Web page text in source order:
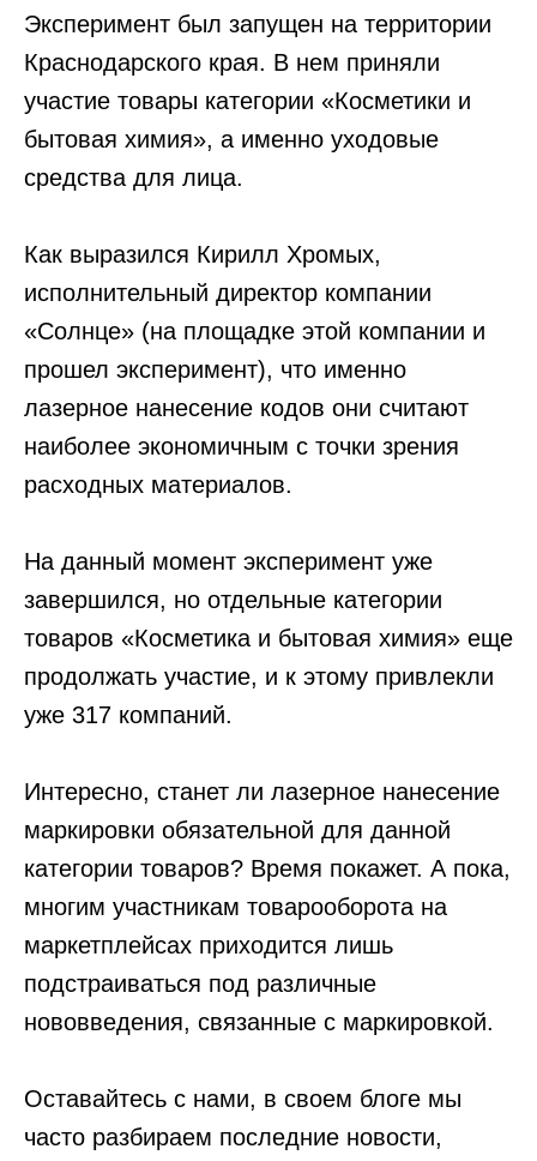
Эксперимент был запущен на территории
Краснодарского края. В нем приняли
участие товары категории «Косметики и
бытовая химия», а именно уходовые
средства для лица.
Как выразился Кирилл Хромых,
исполнительный директор компании
«Солнце» (на площадке этой компании и
прошел эксперимент), что именно
лазерное нанесение кодов они считают
наиболее экономичным с точки зрения
расходных материалов.
На данный момент эксперимент уже
завершился, но отдельные категории
товаров «Косметика и бытовая химия» еще
продолжать участие, и к этому привлекли
уже 317 компаний.
Интересно, станет ли лазерное нанесение
маркировки обязательной для данной
категории товаров? Время покажет. А пока,
многим участникам товарооборота на
маркетплейсах приходится лишь
подстраиваться под различные
нововведения, связанные с маркировкой.
Оставайтесь с нами, в своем блоге мы
часто разбираем последние новости,
сполитикой конфиденциальности
Оставить заявку
свяжется с вами и ответит на все ваши